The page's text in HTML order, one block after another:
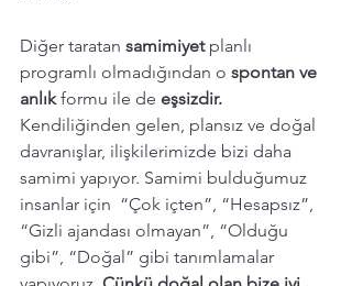
Diğer taratan samimiyet planlı
programlı olmadığından o spontan ve
anlık formu ile de eşsizdir.
Kendiliğinden gelen, plansız ve doğal
davranışlar, ilişkilerimizde bizi daha
samimi yapıyor. Samimi bulduğumuz
insanlar için  “Çok içten”, “Hesapsız”,
“Gizli ajandası olmayan”, “Olduğu
gibi”, “Doğal” gibi tanımlamalar